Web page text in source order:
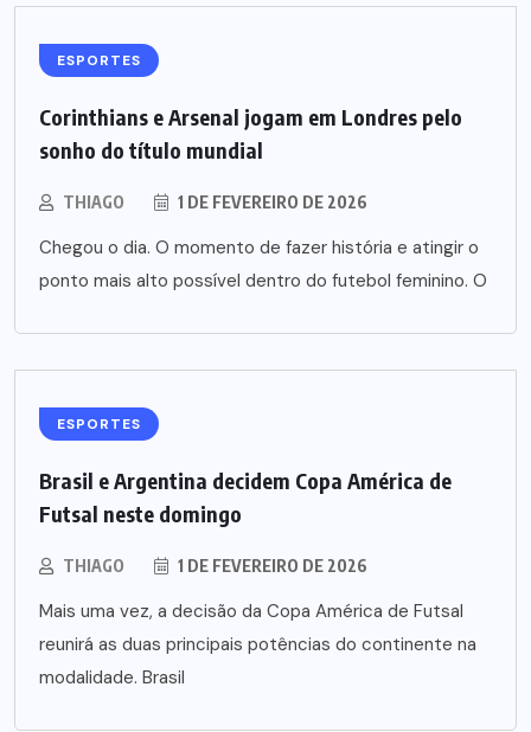
ESPORTES
Corinthians e Arsenal jogam em Londres pelo
sonho do título mundial
THIAGO 1 DE FEVEREIRO DE 2026
Chegou o dia. O momento de fazer história e atingir o
ponto mais alto possível dentro do futebol feminino. O
ESPORTES
Brasil e Argentina decidem Copa América de
Futsal neste domingo
THIAGO 1 DE FEVEREIRO DE 2026
Mais uma vez, a decisão da Copa América de Futsal
reunirá as duas principais potências do continente na
modalidade. Brasil